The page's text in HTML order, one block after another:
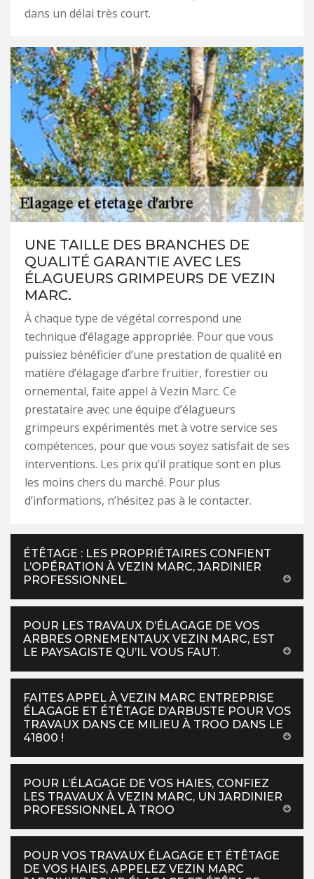
dans un délai très court.
UNE TAILLE DES BRANCHES DE
QUALITÉ GARANTIE AVEC LES
ÉLAGUEURS GRIMPEURS DE VEZIN
MARC.
À chaque type de végétal correspond une
technique d’élagage appropriée. Pour que vous
puissiez bénéficier d’une prestation de qualité en
matière d’élagage d’arbre fruitier, forestier ou
ornemental, faite appel à Vezin Marc. Ce
prestataire avec une équipe d’élagueurs
grimpeurs expérimentés met à votre service ses
compétences, pour que vous soyez satisfait de ses
interventions. Les prix qu’il pratique sont en plus
les moins chers du marché. Pour plus
d’informations, n’hésitez pas à le contacter.
ÉTÊTAGE : LES PROPRIÉTAIRES CONFIENT
L’OPÉRATION À VEZIN MARC, JARDINIER
PROFESSIONNEL.
POUR LES TRAVAUX D’ÉLAGAGE DE VOS
ARBRES ORNEMENTAUX VEZIN MARC, EST
LE PAYSAGISTE QU’IL VOUS FAUT.
FAITES APPEL À VEZIN MARC ENTREPRISE
ÉLAGAGE ET ÉTÊTAGE D’ARBUSTE POUR VOS
TRAVAUX DANS CE MILIEU À TROO DANS LE
41800 !
POUR L’ÉLAGAGE DE VOS HAIES, CONFIEZ
LES TRAVAUX À VEZIN MARC, UN JARDINIER
PROFESSIONNEL À TROO
POUR VOS TRAVAUX ÉLAGAGE ET ÉTÊTAGE
DE VOS HAIES, APPELEZ VEZIN MARC